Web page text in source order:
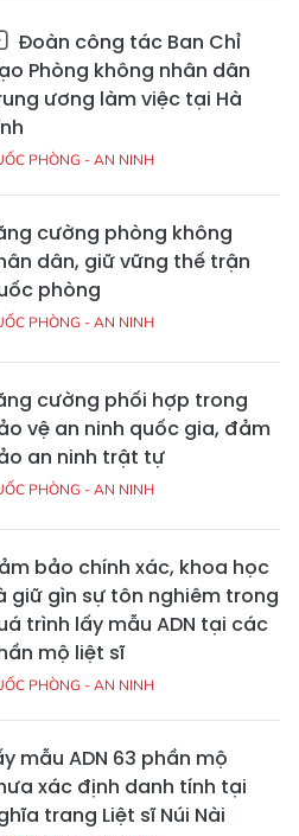
Đoàn công tác Ban Chỉ
Phòng không nhân dân
ương làm việc tại Hà
PHÒNG - AN NINH
cường phòng không
dân, giữ vững thế trận
phòng
PHÒNG - AN NINH
cường phối hợp trong
vệ an ninh quốc gia, đảm
an ninh trật tự
PHÒNG - AN NINH
bảo chính xác, khoa học
giữ gìn sự tôn nghiêm trong
trình lấy mẫu ADN tại các
mộ liệt sĩ
PHÒNG - AN NINH
mẫu ADN 63 phần mộ
xác định danh tính tại
trang Liệt sĩ Núi Nài